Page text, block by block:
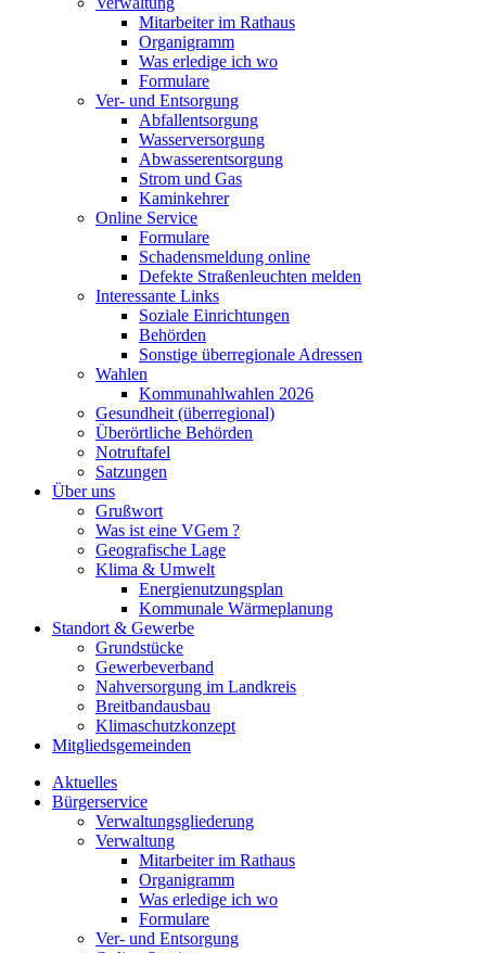
Mitarbeiter im Rathaus
Organigramm
Was erledige ich wo
Formulare
Ver- und Entsorgung
Abfallentsorgung
Wasserversorgung
Abwasserentsorgung
Strom und Gas
Kaminkehrer
Online Service
Formulare
Schadensmeldung online
Defekte Straßenleuchten melden
Interessante Links
Soziale Einrichtungen
Behörden
Sonstige überregionale Adressen
Wahlen
Kommunahlwahlen 2026
Gesundheit (überregional)
Überörtliche Behörden
Notruftafel
Satzungen
Über uns
Grußwort
Was ist eine VGem ?
Geografische Lage
Klima & Umwelt
Energienutzungsplan
Kommunale Wärmeplanung
Standort & Gewerbe
Grundstücke
Gewerbeverband
Nahversorgung im Landkreis
Breitbandausbau
Klimaschutzkonzept
Mitgliedsgemeinden
Aktuelles
Bürgerservice
Verwaltungsgliederung
Verwaltung
Mitarbeiter im Rathaus
Organigramm
Was erledige ich wo
Formulare
Ver- und Entsorgung